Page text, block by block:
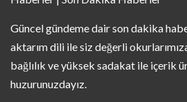
Güncel gündeme dair son dakika
aktarım dili ile siz değerli
bağlılık ve yüksek sadakat ile içerik
huzurunuzdayız.